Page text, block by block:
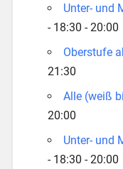
Unter- und
- 18:30 - 20:00
Oberstufe
21:30
Alle (weiß
20:00
Unter- und
- 18:30 - 20:00